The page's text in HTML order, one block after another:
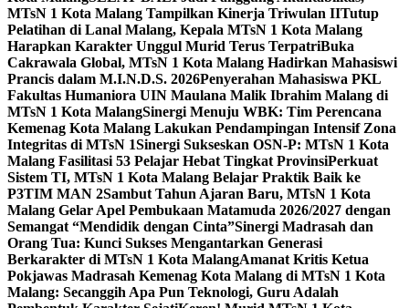
MTsN 1 Kota Malang Tampilkan Kinerja Triwulan IITutup
Pelatihan di Lanal Malang, Kepala MTsN 1 Kota Malang
Harapkan Karakter Unggul Murid Terus TerpatriBuka
Cakrawala Global, MTsN 1 Kota Malang Hadirkan Mahasiswi
Prancis dalam M.I.N.D.S. 2026Penyerahan Mahasiswa PKL
Fakultas Humaniora UIN Maulana Malik Ibrahim Malang di
MTsN 1 Kota MalangSinergi Menuju WBK: Tim Perencana
Kemenag Kota Malang Lakukan Pendampingan Intensif Zona
Integritas di MTsN 1Sinergi Sukseskan OSN-P: MTsN 1 Kota
Malang Fasilitasi 53 Pelajar Hebat Tingkat ProvinsiPerkuat
Sistem TI, MTsN 1 Kota Malang Belajar Praktik Baik ke
P3TIM MAN 2Sambut Tahun Ajaran Baru, MTsN 1 Kota
Malang Gelar Apel Pembukaan Matamuda 2026/2027 dengan
Semangat “Mendidik dengan Cinta”Sinergi Madrasah dan
Orang Tua: Kunci Sukses Mengantarkan Generasi
Berkarakter di MTsN 1 Kota MalangAmanat Kritis Ketua
Pokjawas Madrasah Kemenag Kota Malang di MTsN 1 Kota
Malang: Secanggih Apa Pun Teknologi, Guru Adalah